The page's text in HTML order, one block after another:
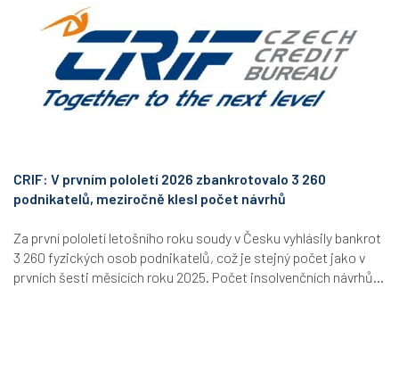
CRIF: V prvním pololetí 2026 zbankrotovalo 3 260
podnikatelů, meziročně klesl počet návrhů
Za první pololetí letošního roku soudy v Česku vyhlásily bankrot
3 260 fyzických osob podnikatelů, což je stejný počet jako v
prvních šesti měsících roku 2025. Počet insolvenčních návrhů...